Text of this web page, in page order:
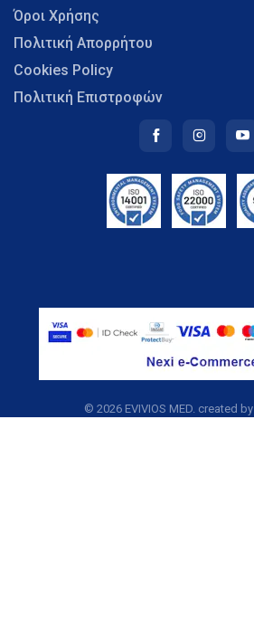
Όροι Χρήσης
Πολιτική Απορρήτου
Cookies Policy
Πολιτική Επιστροφών
© 2026 EVIVIOS MED. created by